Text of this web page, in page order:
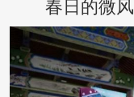
春日的微风